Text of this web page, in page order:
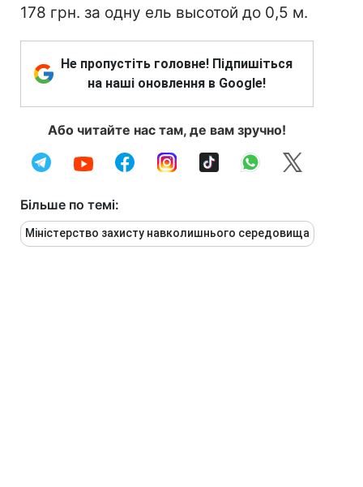
178 грн. за одну ель высотой до 0,5 м.
Не пропустіть головне! Підпишіться
на наші оновлення в Google!
Або читайте нас там, де вам зручно!
Більше по темі:
Міністерство захисту навколишнього середовища